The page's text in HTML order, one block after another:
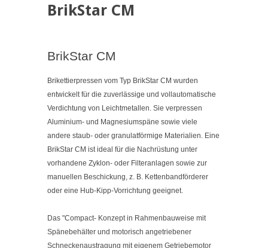
BrikStar CM
BrikStar CM
Brikettierpressen vom Typ BrikStar CM wurden
entwickelt für die zuverlässige und vollautomatische
Verdichtung von Leichtmetallen. Sie verpressen
Aluminium- und Magnesiumspäne sowie viele
andere staub- oder granulatförmige Materialien. Eine
BrikStar CM ist ideal für die Nachrüstung unter
vorhandene Zyklon- oder Filteranlagen sowie zur
manuellen Beschickung, z. B. Kettenbandförderer
oder eine Hub-Kipp-Vorrichtung geeignet.
Das "Compact- Konzept in Rahmenbauweise mit
Spänebehälter und motorisch angetriebener
Schneckenaustragung mit eigenem Getriebemotor